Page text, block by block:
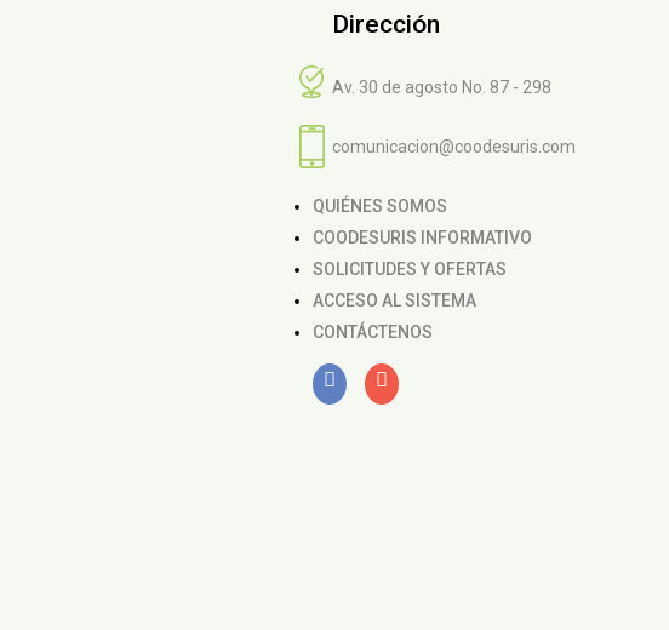
Dirección
Av. 30 de agosto No. 87 - 298
comunicacion@coodesuris.com
QUIÉNES SOMOS
COODESURIS INFORMATIVO
SOLICITUDES Y OFERTAS
ACCESO AL SISTEMA
CONTÁCTENOS